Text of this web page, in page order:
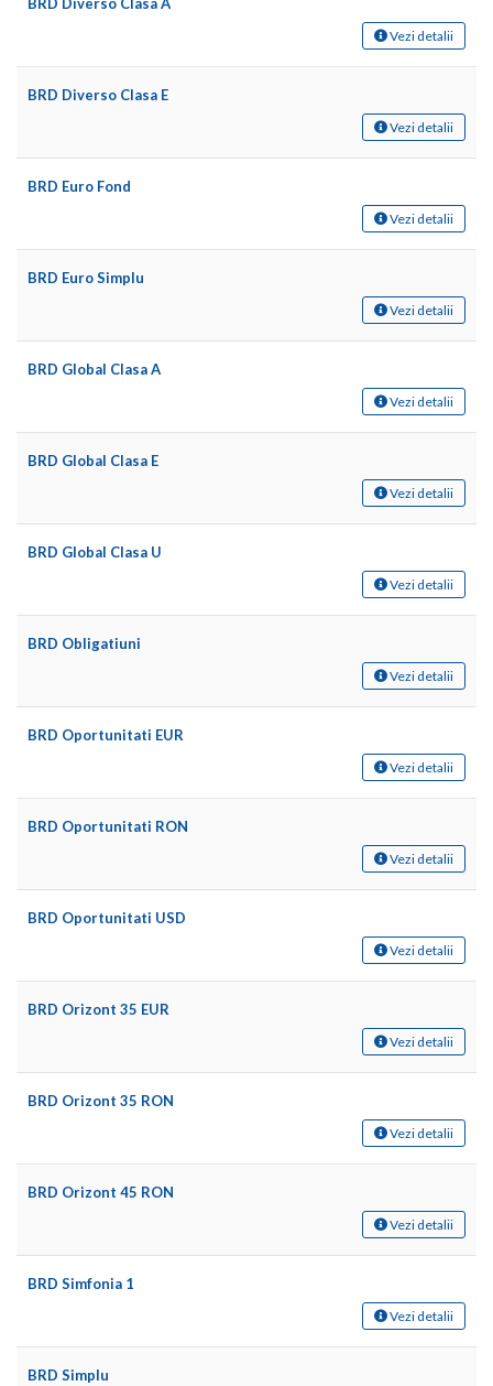
BRD Diverso Clasa A
Vezi detalii
BRD Diverso Clasa E
Vezi detalii
BRD Euro Fond
Vezi detalii
BRD Euro Simplu
Vezi detalii
BRD Global Clasa A
Vezi detalii
BRD Global Clasa E
Vezi detalii
BRD Global Clasa U
Vezi detalii
BRD Obligatiuni
Vezi detalii
BRD Oportunitati EUR
Vezi detalii
BRD Oportunitati RON
Vezi detalii
BRD Oportunitati USD
Vezi detalii
BRD Orizont 35 EUR
Vezi detalii
BRD Orizont 35 RON
Vezi detalii
BRD Orizont 45 RON
Vezi detalii
BRD Simfonia 1
Vezi detalii
BRD Simplu